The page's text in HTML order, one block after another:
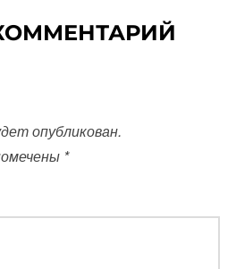
опубликован.
*